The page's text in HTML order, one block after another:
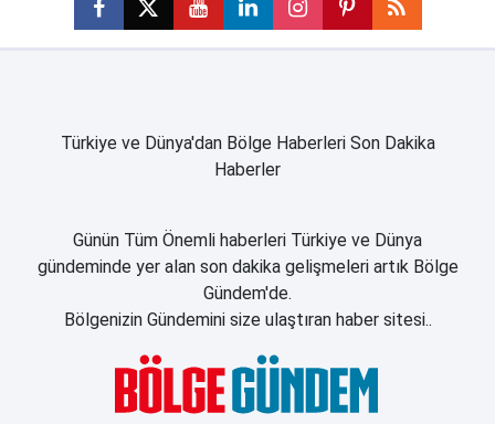
Türkiye ve Dünya'dan Bölge Haberleri Son Dakika
Haberler
Günün Tüm Önemli haberleri Türkiye ve Dünya
gündeminde yer alan son dakika gelişmeleri artık Bölge
Gündem'de.
Bölgenizin Gündemini size ulaştıran haber sitesi..